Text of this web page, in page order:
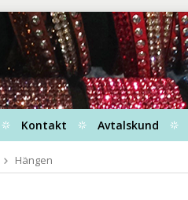
Kontakt Avtalskund
Hängen